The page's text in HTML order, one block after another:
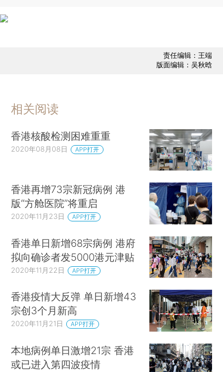
责任编辑：王端
版面编辑：吴秋晗
相关阅读
香港核酸检测困难重重
2020年08月08日 APP打开
香港再增73宗新冠病例 港
版“方舱医院”将重启
2020年11月23日 APP打开
香港单日新增68宗病例 港府
拟向确诊者发5000港元津贴
2020年11月22日 APP打开
香港疫情大反弹 单日新增43
宗创3个月新高
2020年11月21日 APP打开
本地病例单日激增21宗 香港
或已进入第四波疫情